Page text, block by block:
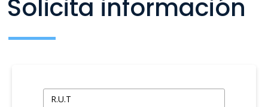
Solicita información